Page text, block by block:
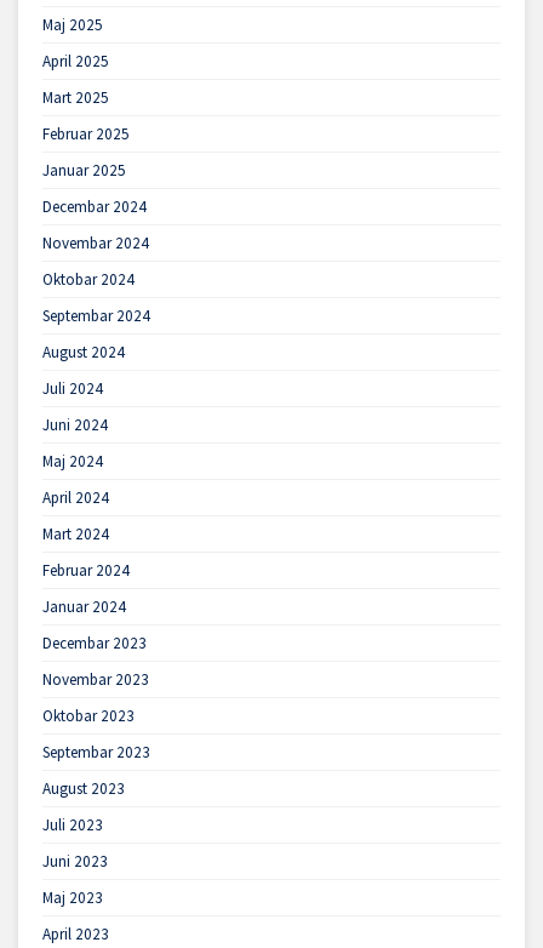
Maj 2025
April 2025
Mart 2025
Februar 2025
Januar 2025
Decembar 2024
Novembar 2024
Oktobar 2024
Septembar 2024
August 2024
Juli 2024
Juni 2024
Maj 2024
April 2024
Mart 2024
Februar 2024
Januar 2024
Decembar 2023
Novembar 2023
Oktobar 2023
Septembar 2023
August 2023
Juli 2023
Juni 2023
Maj 2023
April 2023